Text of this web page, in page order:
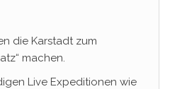
die Karstadt zum
machen.
Live Expeditionen wie